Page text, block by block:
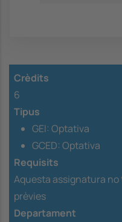
Crèdits
6
Tipus
GEI: Optativa
GCED: Optativa
Requisits
Aquesta assignatura no
prèvies
Departament